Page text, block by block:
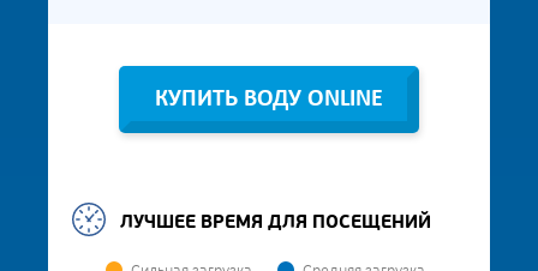
КУПИТЬ ВОДУ ONLINE
ЛУЧШЕЕ ВРЕМЯ ДЛЯ ПОСЕЩЕНИЙ